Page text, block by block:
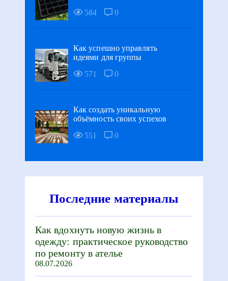
584
0
Как успешно управлять
идеями для группы
571
0
Как создать уникальную
объёмность своих успехов
551
0
Последние материалы
Как вдохнуть новую жизнь в
одежду: практическое руководство
по ремонту в ателье
08.07.2026